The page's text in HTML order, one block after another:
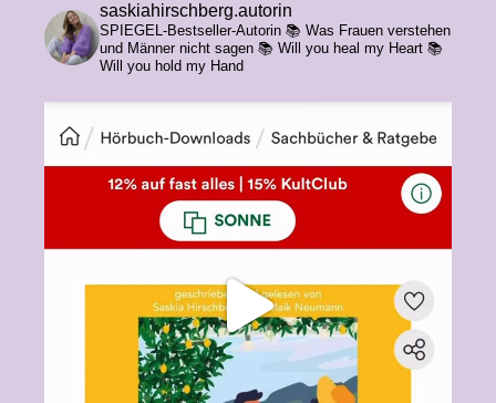
saskiahirschberg.autorin
SPIEGEL-Bestseller-Autorin 📚 Was Frauen verstehen
und Männer nicht sagen 📚 Will you heal my Heart 📚
Will you hold my Hand